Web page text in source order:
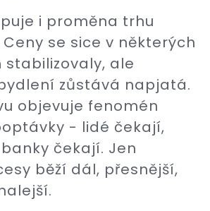
i proměna trhu
se sice v některých
ale
zůstává napjatá.
objevuje fenomén
- lidé čekají,
čekají. Jen
běží dál, přesnější,